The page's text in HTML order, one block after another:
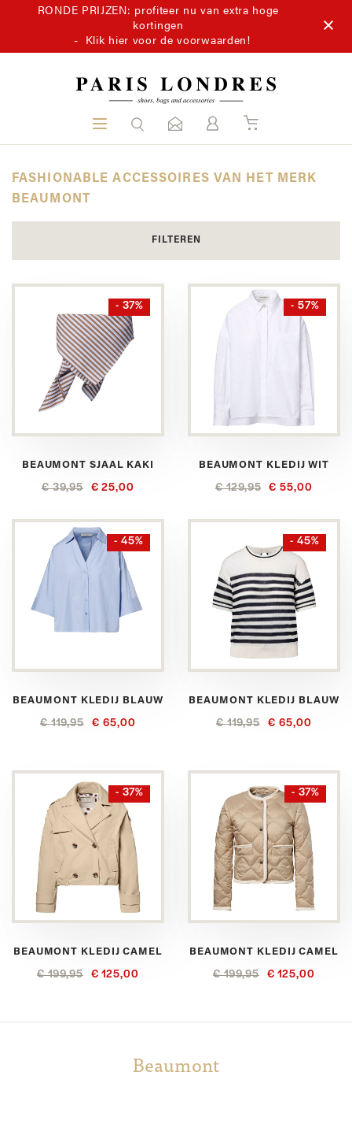
RONDE PRIJZEN: profiteer nu van extra hoge
kortingen
- Klik hier voor de voorwaarden!
FASHIONABLE ACCESSOIRES VAN HET MERK
BEAUMONT
FILTEREN
- 37%
BEAUMONT SJAAL KAKI
€ 39,95 € 25,00
- 57%
BEAUMONT KLEDIJ WIT
€ 129,95 € 55,00
- 45%
BEAUMONT KLEDIJ BLAUW
€ 119,95 € 65,00
- 45%
BEAUMONT KLEDIJ BLAUW
€ 119,95 € 65,00
- 37%
BEAUMONT KLEDIJ CAMEL
€ 199,95 € 125,00
- 37%
BEAUMONT KLEDIJ CAMEL
€ 199,95 € 125,00
Beaumont